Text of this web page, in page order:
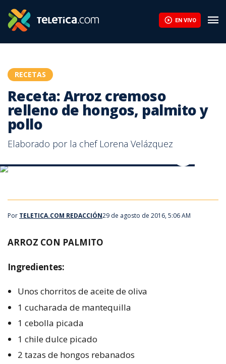
EN VIVO
RECETAS
Receta: Arroz cremoso
relleno de hongos, palmito y
pollo
Elaborado por la chef Lorena Velázquez
Por TELETICA.COM REDACCIÓN29 de agosto de 2016, 5:06 AM
ARROZ CON PALMITO
Ingredientes:
Unos chorritos de aceite de oliva
1 cucharada de mantequilla
1 cebolla picada
1 chile dulce picado
2 tazas de hongos rebanados